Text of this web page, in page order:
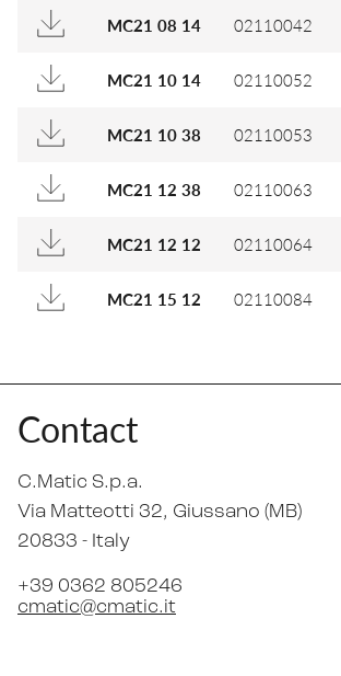
MC21 08 14 02110042
MC21 10 14 02110052
MC21 10 38 02110053
MC21 12 38 02110063
MC21 12 12 02110064
MC21 15 12 02110084
Contact
C.Matic S.p.a.
Via Matteotti 32, Giussano (MB)
20833 - Italy
+39 0362 805246
cmatic@cmatic.it